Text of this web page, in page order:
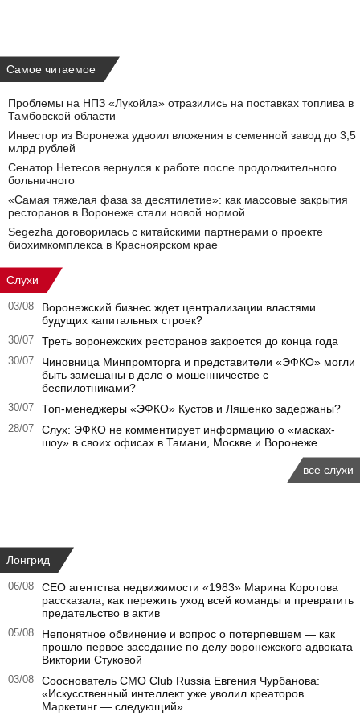
Самое читаемое
Проблемы на НПЗ «Лукойла» отразились на поставках топлива в
Тамбовской области
Инвестор из Воронежа удвоил вложения в семенной завод до 3,5
млрд рублей
Сенатор Нетесов вернулся к работе после продолжительного
больничного
«Самая тяжелая фаза за десятилетие»: как массовые закрытия
ресторанов в Воронеже стали новой нормой
Segezha договорилась с китайскими партнерами о проекте
биохимкомплекса в Красноярском крае
Слухи
03/08
Воронежский бизнес ждет централизации властями
будущих капитальных строек?
30/07 Треть воронежских ресторанов закроется до конца года
30/07
Чиновница Минпромторга и представители «ЭФКО» могли
быть замешаны в деле о мошенничестве с
беспилотниками?
30/07 Топ-менеджеры «ЭФКО» Кустов и Ляшенко задержаны?
28/07
Слух: ЭФКО не комментирует информацию о «масках-
шоу» в своих офисах в Тамани, Москве и Воронеже
все слухи
Лонгрид
06/08
CEO агентства недвижимости «1983» Марина Коротова
рассказала, как пережить уход всей команды и превратить
предательство в актив
05/08
Непонятное обвинение и вопрос о потерпевшем — как
прошло первое заседание по делу воронежского адвоката
Виктории Стуковой
03/08
Сооснователь CMO Club Russia Евгения Чурбанова:
«Искусственный интеллект уже уволил креаторов.
Маркетинг — следующий»